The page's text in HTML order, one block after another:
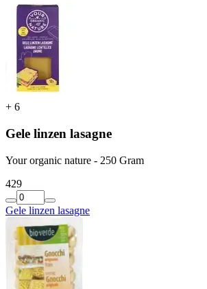
+ 6
Gele linzen lasagne
Your organic nature - 250 Gram
429
Gele linzen lasagne